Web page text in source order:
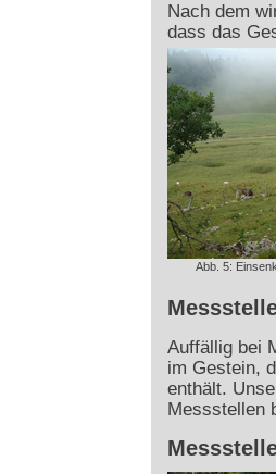
Nach dem
dass das
Abb. 5:
Auffällig bei
im Gestein,
enthält.
Messstellen